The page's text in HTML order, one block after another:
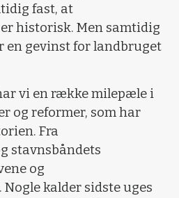
fast, at
historisk. Men samtidig
en gevinst for landbruget
vi en række milepæle i
og reformer, som har
Fra
stavnsbåndets
og
kalder sidste uges